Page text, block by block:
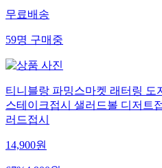
무료배송
59명구매중
티니블랑 파밍스마켓 래터링 도
스테이크접시 샐러드볼 디저트
러드접시
14,900원